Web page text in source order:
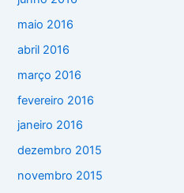
maio 2016
abril 2016
março 2016
fevereiro 2016
janeiro 2016
dezembro 2015
novembro 2015